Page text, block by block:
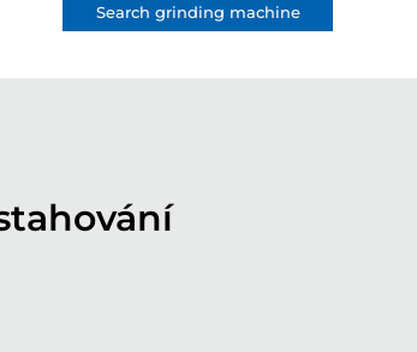
Search grinding machine